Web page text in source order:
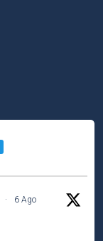
·
6 Ago